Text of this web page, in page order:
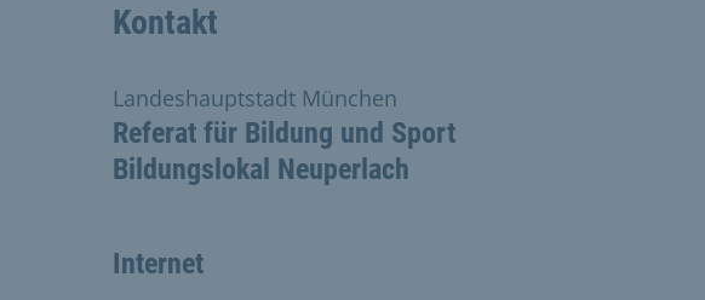
Kontakt
Referat für Bildung und Sport
Bildungslokal Neuperlach
Landeshauptstadt München
Internet